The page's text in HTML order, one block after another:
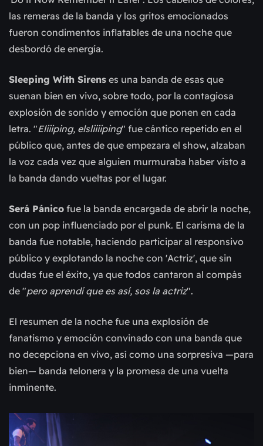
las remeras de la banda y los gritos emocionados
fueron condimentos inflatables de una noche que
desbordó de energía.
Sleeping With Sirens es una banda de esas que
suenan bien en vivo, sobre todo, por la contagiosa
explosión de sonido y emoción que ponen en cada
letra. "Eliiiping, elsliiiiping" fue cántico repetido en el
público que, antes de que empezara el show, alzaban
la voz cada vez que alguien murmuraba haber visto a
la banda dando vueltas por el lugar.
Será Pánico fue la banda encargada de abrir la noche,
con un pop influenciado por el punk. El carisma de la
banda fue notable, haciendo participar al responsivo
público y explotando la noche con 'Actriz', que sin
dudas fue el éxito, ya que todos cantaron al compás
de "pero aprendí que es así, sos la actriz".
El resumen de la noche fue una explosión de
fanatismo y emoción convinado con una banda que
no decepciona en vivo, así como una sorpresiva —para
bien— banda telonera y la promesa de una vuelta
inminente.